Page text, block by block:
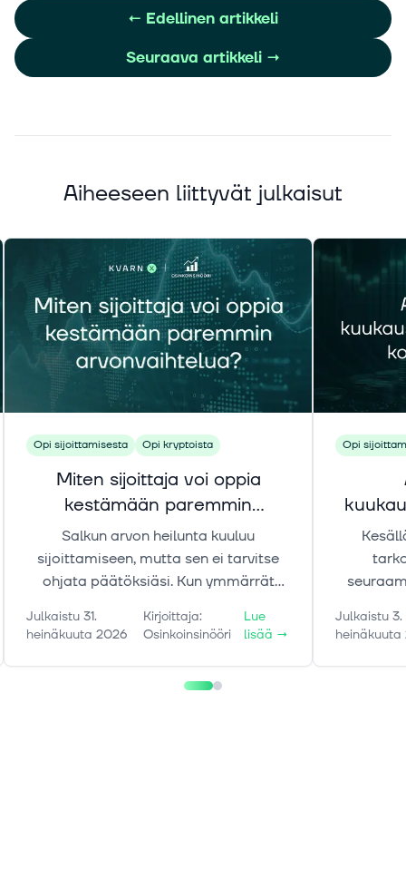
← Edellinen artikkeli
Seuraava artikkeli →
Aiheeseen liittyvät julkaisut
Opi sijoittamisesta Opi kryptoista
Miten sijoittaja voi oppia
kestämään paremmin
arvonvaihtelua?
Salkun arvon heilunta kuuluu
sijoittamiseen, mutta sen ei tarvitse
ohjata päätöksiäsi. Kun ymmärrät
tunteiden vaikutusta, voit suhtautua
rauhallisemmin.
Julkaistu 31.
heinäkuuta 2026
Kirjoittaja:
Osinkoinsinööri
Lue
lisää →
Opi
Julkaistu 3.